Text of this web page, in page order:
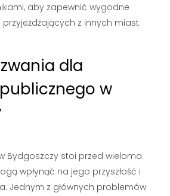
aby zapewnić wygodne
z innych miast.
dla
w
Bydgoszczy stoi przed wieloma
wpłynąć na jego przyszłość i
Jednym z głównych problemów